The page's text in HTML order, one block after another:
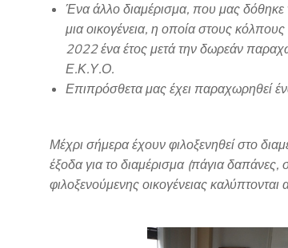
Ένα άλλο διαμέρισμα, που μας
μια οικογένεια, η οποία στους
2022 ένα έτος μετά την δωρεάν
Ε.Κ.Υ.Ο.
Επιπρόσθετα μας έχει παραχωρηθεί
Μέχρι σήμερα έχουν φιλοξενηθεί στο
έξοδα για το διαμέρισμα (πάγια
φιλοξενούμενης οικογένειας